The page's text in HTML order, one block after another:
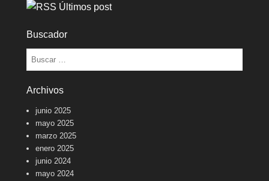
Últimos post
Buscador
Buscar
Archivos
junio 2025
mayo 2025
marzo 2025
enero 2025
junio 2024
mayo 2024